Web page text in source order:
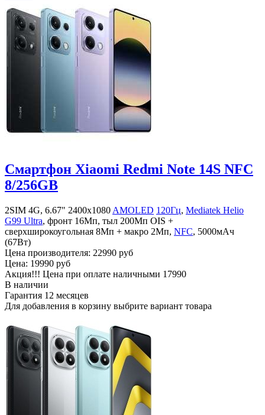
Смартфон Xiaomi Redmi Note 14S NFC
8/256GB
2SIM 4G, 6.67" 2400x1080 AMOLED 120Гц, Mediatek Helio
G99 Ultra, фронт 16Мп, тыл 200Мп OIS +
сверхширокоугольная 8Мп + макро 2Мп, NFC, 5000мАч
(67Вт)
Цена производителя: 22990 руб
Цена: 19990 руб
Акция!!! Цена при оплате наличными 17990
В наличии
Гарантия 12 месяцев
Для добавления в корзину выбрите вариант товара